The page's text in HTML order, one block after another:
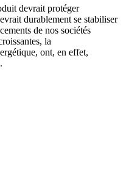
devrait protéger
durablement se stabiliser
de nos sociétés
la
ont, en effet,